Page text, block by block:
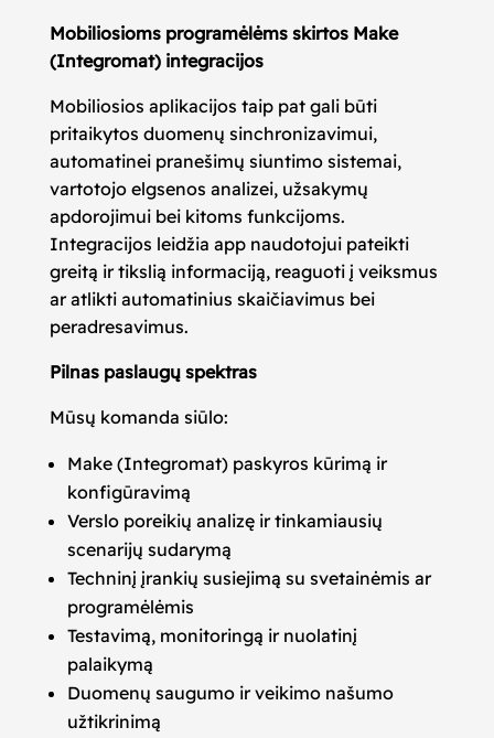
Mobiliosioms programėlėms skirtos Make
(Integromat) integracijos
Mobiliosios aplikacijos taip pat gali būti
pritaikytos duomenų sinchronizavimui,
automatinei pranešimų siuntimo sistemai,
vartotojo elgsenos analizei, užsakymų
apdorojimui bei kitoms funkcijoms.
Integracijos leidžia app naudotojui pateikti
greitą ir tikslią informaciją, reaguoti į veiksmus
ar atlikti automatinius skaičiavimus bei
peradresavimus.
Pilnas paslaugų spektras
Mūsų komanda siūlo:
Make (Integromat) paskyros kūrimą ir
konfigūravimą
Verslo poreikių analizę ir tinkamiausių
scenarijų sudarymą
Techninį įrankių susiejimą su svetainėmis ar
programėlėmis
Testavimą, monitoringą ir nuolatinį
palaikymą
Duomenų saugumo ir veikimo našumo
užtikrinimą